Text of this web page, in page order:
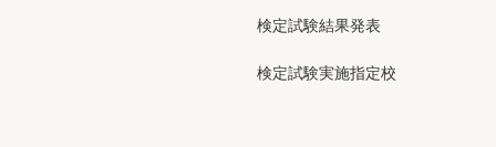
検定試験結果発表
検定試験実施指定校